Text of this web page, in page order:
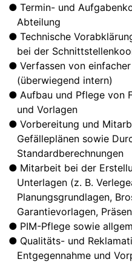
Termin- und
Abteilung
Technische
bei der
Verfassen von
(überwiegend intern)
Aufbau und Pflege von
und Vorlagen
Vorbereitung und
Gefälleplänen sowie
Standardberechnungen
Mitarbeit bei der
Unterlagen (z. B.
Planungsgrundlagen,
Garantievorlagen,
PIM-Pflege sowie
Qualitäts- und
Entgegennahme und